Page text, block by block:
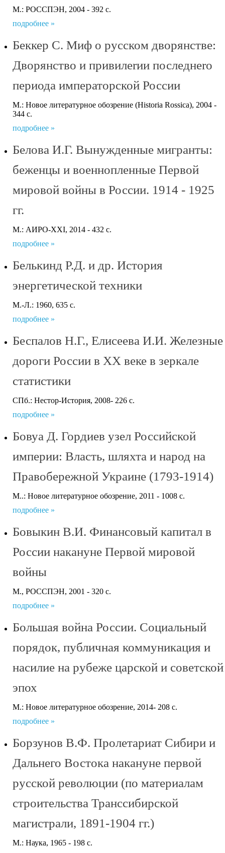
М.: РОССПЭН, 2004 - 392 с.
подробнее »
Беккер С. Миф о русском дворянстве:
Дворянство и привилеrии последнеrо
периода императорской России
М.: Новое литературное обозрение (Historia Rossica), 2004 -
344 с.
подробнее »
Белова И.Г. Вынужденные мигранты:
беженцы и военнопленные Первой
мировой войны в России. 1914 - 1925
гг.
М.: АИРО-XXI, 2014 - 432 с.
подробнее »
Белькинд Р.Д. и др. История
энергетической техники
М.-Л.: 1960, 635 с.
подробнее »
Беспалов Н.Г., Елисеева И.И. Железные
дороги России в XX веке в зеркале
статистики
СПб.: Нестор-История, 2008- 226 с.
подробнее »
Бовуа Д. Гордиев узел Российской
империи: Власть, шляхта и народ на
Правобережной Украине (1793-1914)
М..: Новое литературное обозрение, 2011 - 1008 с.
подробнее »
Бовыкин В.И. Финансовый капитал в
России накануне Первой мировой
войны
M., РОССПЭН, 2001 - 320 с.
подробнее »
Большая война России. Социальный
порядок, публичная коммуникация и
насилие на рубеже царской и советской
эпох
М.: Новое литературное обозрение, 2014- 208 с.
подробнее »
Борзунов В.Ф. Пролетариат Сибири и
Дальнего Востока накануне первой
русской революции (по материалам
строительства Транссибирской
магистрали, 1891-1904 гг.)
М.: Наука, 1965 - 198 с.